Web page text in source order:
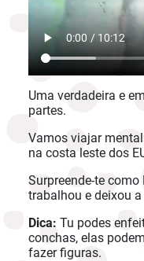
Uma verdadeira e
partes.
Vamos viajar
na costa leste dos
Surpreende-te
trabalhou e deixou
Dica: Tu podes
conchas, elas
fazer figuras.